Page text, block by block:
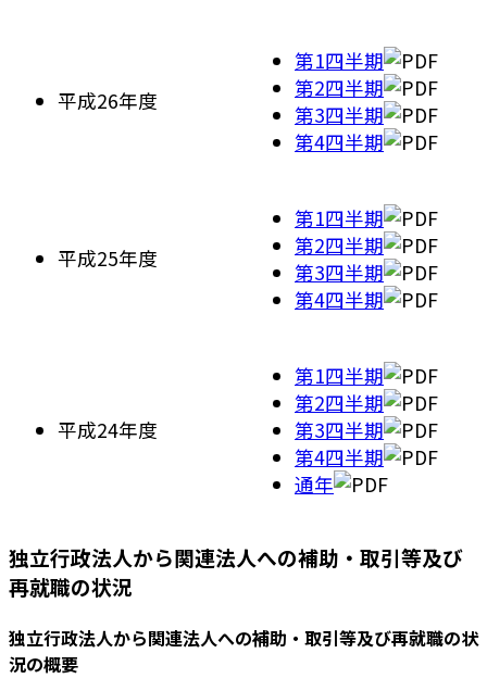
平成26年度
第1四半期
第2四半期
第3四半期
第4四半期
平成25年度
第1四半期
第2四半期
第3四半期
第4四半期
平成24年度
第1四半期
第2四半期
第3四半期
第4四半期
通年
独立行政法人から関連法人への補助・取引等及び
再就職の状況
独立行政法人から関連法人への補助・取引等及び再就職の状
況の概要